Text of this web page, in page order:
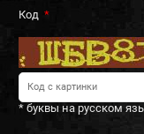
Код
* буквы на русском